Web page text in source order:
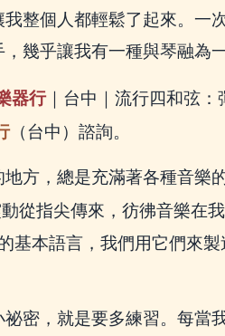
整個人都輕鬆了起來。一
幾乎讓我有一種與琴融為一
器行｜台中｜流行四和弦
（台中）諮詢。
方，總是充滿著各種音樂
從指尖傳來，彷彿音樂在
基本語言，我們用它們來
密，就是要多練習。每當